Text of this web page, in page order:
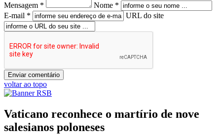
Mensagem *
Nome *
E-mail *
URL do site
voltar ao topo
Vaticano reconhece o martírio de nove
salesianos poloneses